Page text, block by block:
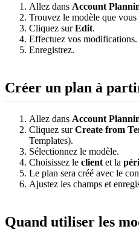
Allez dans Account
Trouvez le modèle que
Cliquez surEdit.
Effectuez vos modifications.
Enregistrez.
Créer un plan à
Allez dans Account
Cliquez surCreate from
Templates).
Sélectionnez le modèle.
Choisissez le client et la
Le plan sera créé avec le
Ajustez les champs et
Quand utiliser les